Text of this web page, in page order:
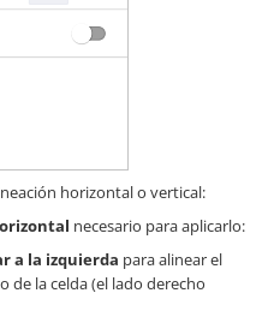
horizontal o vertical:
necesario para aplicarlo:
a la izquierda para alinear el
de la celda (el lado derecho